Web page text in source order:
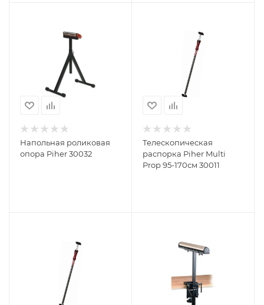
Напольная роликовая
опора Piher 30032
Телескопическая
распорка Piher Multi
Prop 95-170см 30011